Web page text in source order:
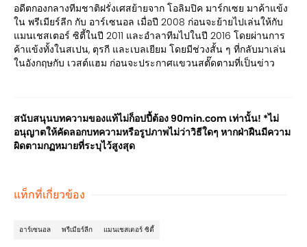
อดีตกองกลางทีมชาติฝรั่งเศสย้ายจาก โอลิมปิค มาร์กเซย มาค้าแข้ง
ใน พรีเมียร์ลีก กับ อาร์เซนอล เมื่อปี 2008 ก่อนจะย้ายไปเล่นให้กับ
แมนเชสเตอร์ ซิตี้ในปี 2011 และอำลาทีมไปในปี 2016 โดยผ่านการ
ค้าแข้งทั้งในสเปน, ตุรกี และเบลเยียม โดยมีช่วงสั้น ๆ ที่กลับมาเล่น
ในอังกฤษกับ เวสต์แฮม ก่อนจะประกาศแขวนสตั๊ดตามที่เป็นข่าว
สนับสนุนบทความของแท้ไม่ก็อปปี้ต้อง 90min.com เท่านั้น! *ไม่
อนุญาตให้คัดลอกบทความหรือรูปภาพไม่ว่าวิธีใดๆ หากฝ่าฝืนมีความ
ผิดตามกฏหมายที่ระบุไว้สูงสุด
แท็กที่เกี่ยวข้อง
อาร์เซนอล พรีเมียร์ลีก แมนเชสเตอร์ ซิตี้